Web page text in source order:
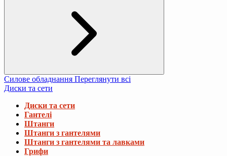
Силове обладнання Переглянути всі
Диски та сети
Диски та сети
Гантелі
Штанги
Штанги з гантелями
Штанги з гантелями та лавками
Грифи